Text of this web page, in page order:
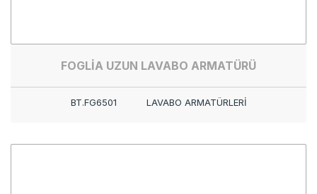
FOGLİA UZUN LAVABO ARMATÜRÜ
BT.FG6501 LAVABO ARMATÜRLERİ